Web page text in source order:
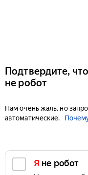
Подтвердите,
не робот
Нам очень жаль, но
автоматические.
Я не робот